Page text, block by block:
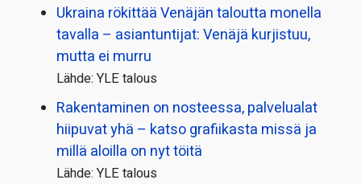
Ukraina rökittää Venäjän taloutta monella
tavalla – asiantuntijat: Venäjä kurjistuu,
mutta ei murru
Lähde: YLE talous
Rakentaminen on nosteessa, palvelualat
hiipuvat yhä – katso grafiikasta missä ja
millä aloilla on nyt töitä
Lähde: YLE talous